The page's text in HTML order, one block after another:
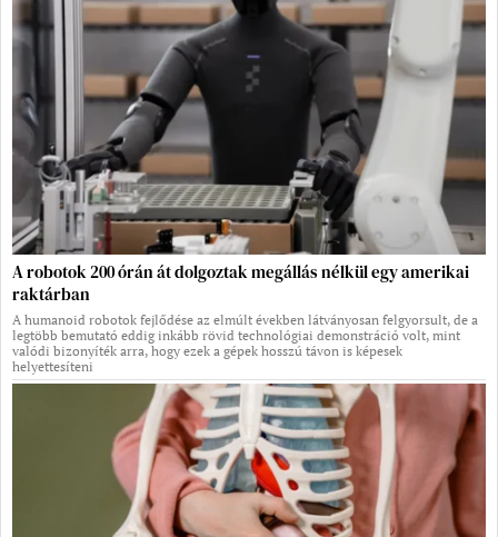
A robotok 200 órán át dolgoztak megállás nélkül egy amerikai
raktárban
A humanoid robotok fejlődése az elmúlt években látványosan felgyorsult, de a
legtöbb bemutató eddig inkább rövid technológiai demonstráció volt, mint
valódi bizonyíték arra, hogy ezek a gépek hosszú távon is képesek
helyettesíteni